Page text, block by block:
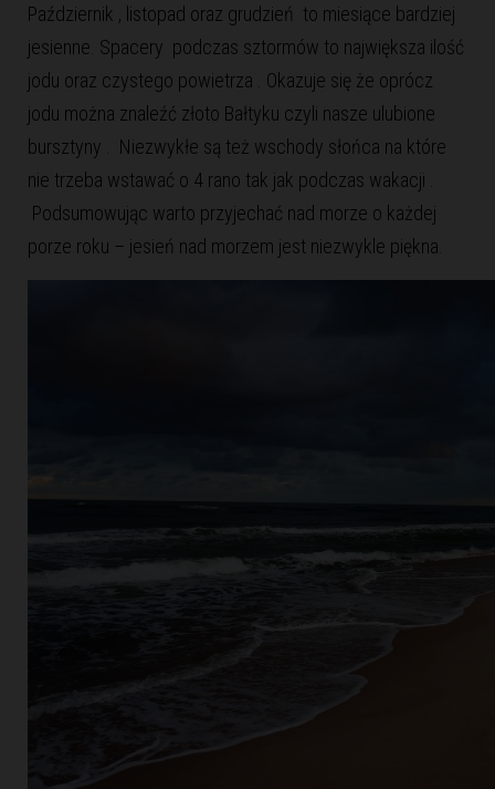
Październik , listopad oraz grudzień to miesiące bardziej
jesienne. Spacery podczas sztormów to największa ilość
jodu oraz czystego powietrza . Okazuje się że oprócz
jodu można znaleźć złoto Bałtyku czyli nasze ulubione
bursztyny . Niezwykłe są też wschody słońca na które
nie trzeba wstawać o 4 rano tak jak podczas wakacji .
Podsumowując warto przyjechać nad morze o każdej
porze roku – jesień nad morzem jest niezwykle piękna.